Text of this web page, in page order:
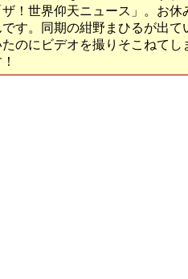
！世界仰天ニュース」。お休
す。同期の紺野まひるが出て
のにビデオを撮りそこねてし